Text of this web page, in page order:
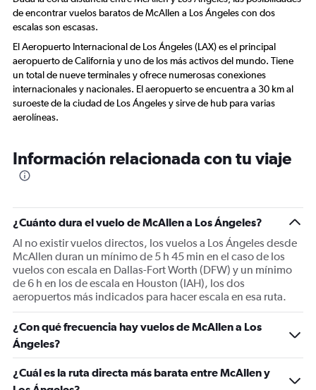
de encontrar vuelos baratos de McAllen a Los Ángeles con dos
escalas son escasas.
El Aeropuerto Internacional de Los Ángeles (LAX) es el principal
aeropuerto de California y uno de los más activos del mundo. Tiene
un total de nueve terminales y ofrece numerosas conexiones
internacionales y nacionales. El aeropuerto se encuentra a 30 km al
suroeste de la ciudad de Los Ángeles y sirve de hub para varias
aerolíneas.
Información relacionada con tu viaje
¿Cuánto dura el vuelo de McAllen a Los Ángeles?
Al no existir vuelos directos, los vuelos a Los Ángeles desde
McAllen duran un mínimo de 5 h 45 min en el caso de los
vuelos con escala en Dallas-Fort Worth (DFW) y un mínimo
de 6 h en los de escala en Houston (IAH), los dos
aeropuertos más indicados para hacer escala en esa ruta.
¿Con qué frecuencia hay vuelos de McAllen a Los
Ángeles?
¿Cuál es la ruta directa más barata entre McAllen y